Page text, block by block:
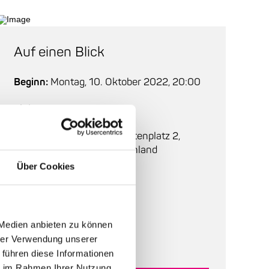
Über Cookies
anbieten zu können
Verwendung unserer
diese Informationen
Auf einen Blick
Beginn: Montag, 10. Oktober 2022, 20:00
Einlass:19:00
Ella & Louis, Rosengartenplatz 2,
Mannheim, 68161, Deutschland
Abendkasse: